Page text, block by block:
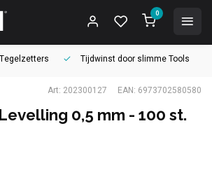
0
Tegelzetters Tijdwinst door slimme Tools
Art: 202300127 EAN: 6973702580580
0,5 mm - 100 st.